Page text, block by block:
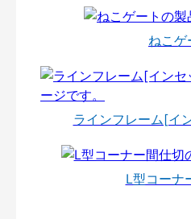
ねこゲ
ラインフレーム[イ
L型コーナ